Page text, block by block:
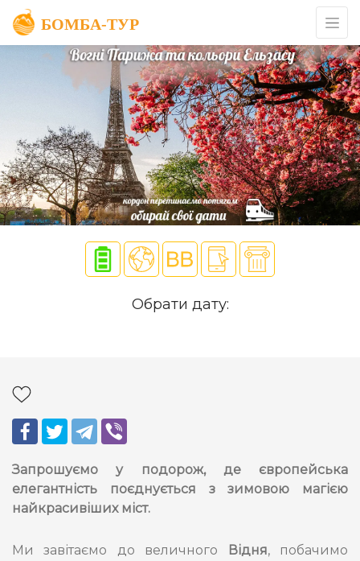
Обрати дату:
Запрошуємо у подорож, де європейська
елегантність поєднується з зимовою магією
найкрасивіших міст.
Ми завітаємо до величного Відня, побачимо